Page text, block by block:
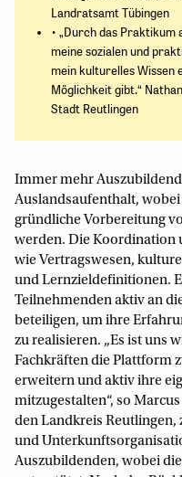
Landratsamt Tübingen
• „Durch das
meine sozialen und
mein kulturelles Wissen
Möglichkeit gibt.“
Stadt Reutlingen
Immer mehr
Auslandsaufenthalt,
gründliche Vorbereitung
werden. Die Koordination
wie Vertragswesen,
und Lernzieldefinitionen.
Teilnehmenden aktiv an
beteiligen, um ihre
zu realisieren. „Es ist uns
Fachkräften die Plattform
erweitern und aktiv ihre
mitzugestalten“, so
den Landkreis Reutlingen,
und
Auszubildenden, wobei